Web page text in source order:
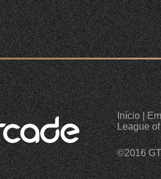
Início|
League
©2016